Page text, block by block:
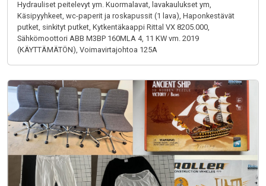
Hydrauliset peitelevyt ym. Kuormalavat, lavakaulukset ym,
Käsipyyhkeet, wc-paperit ja roskapussit (1 lava), Haponkestävät
putket, sinkityt putket, Kytkentäkaappi Rittal VX 8205.000,
Sähkömoottori ABB M3BP 160MLA 4, 11 KW vm. 2019
(KÄYTTÄMÄTÖN), Voimavirtajohtoa 125A